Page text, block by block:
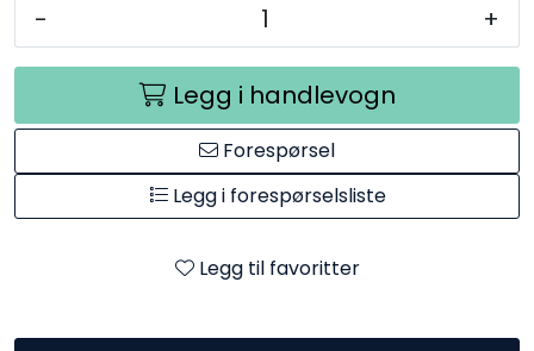
- +
Legg i handlevogn
Forespørsel
Legg i forespørselsliste
Legg til favoritter